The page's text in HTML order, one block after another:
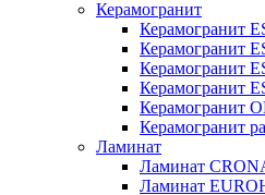
Керамогранит
Керамогранит
Керамогранит
Керамогранит
Керамогранит
Керамогранит
Керамогранит
Ламинат
Ламинат
Ламинат